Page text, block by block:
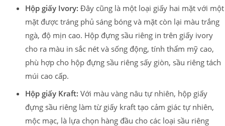
Hộp giấy Ivory: Đây cũng là một loại giấy hai mặt với một
mặt được tráng phủ sáng bóng và mặt còn lại màu trắng
ngà, độ mịn cao. Hộp đựng sầu riêng in trên giấy ivory
cho ra màu in sắc nét và sống động, tính thẩm mỹ cao,
phù hợp cho hộp đựng sầu riêng sấy giòn, sầu riêng tách
múi cao cấp.
Hộp giấy Kraft: Với màu vàng nâu tự nhiên, hộp giấy
đựng sầu riêng làm từ giấy kraft tạo cảm giác tự nhiên,
mộc mạc, là lựa chọn hàng đầu cho các loại sầu riêng